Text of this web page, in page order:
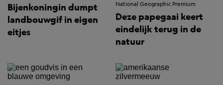
Bijenkoningin dumpt
landbouwgif in eigen
eitjes
National Geographic Premium
Deze papegaai keert
eindelijk terug in de
natuur